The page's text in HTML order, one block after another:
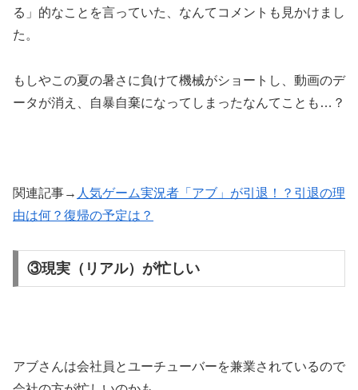
る」的なことを言っていた、なんてコメントも見かけまし
た。
もしやこの夏の暑さに負けて機械がショートし、動画のデ
ータが消え、自暴自棄になってしまったなんてことも…？
関連記事→ 人気ゲーム実況者「アブ」が引退！？引退の理
由は何？復帰の予定は？
③現実（リアル）が忙しい
アブさんは会社員とユーチューバーを兼業されているので